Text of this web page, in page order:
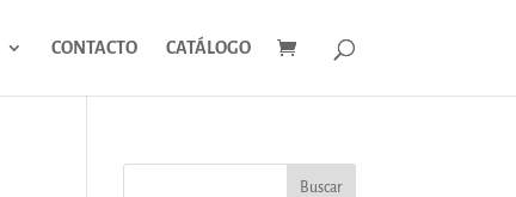
CONTACTO CATÁLOGO